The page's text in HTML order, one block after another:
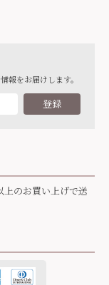
報をお届けします。
登録
のお買い上げで送